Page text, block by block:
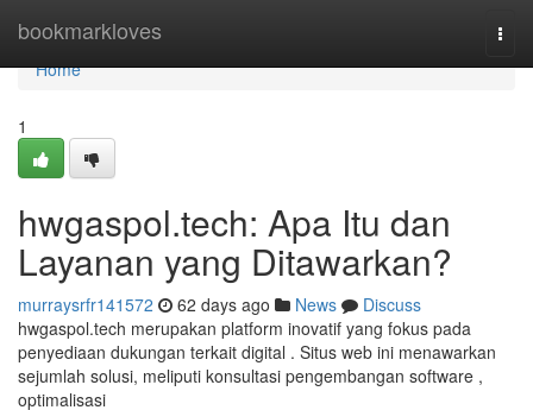
bookmarkloves
Home
Home
1
hwgaspol.tech: Apa Itu dan
Layanan yang Ditawarkan?
murraysrfr141572 62 days ago News
Discuss
hwgaspol.tech merupakan platform inovatif yang fokus pada
penyediaan dukungan terkait digital . Situs web ini menawarkan
sejumlah solusi, meliputi konsultasi pengembangan software ,
optimalisasi